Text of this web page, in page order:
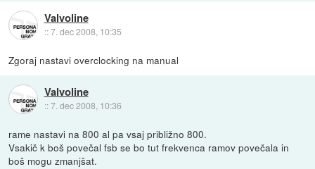
Valvoline
::7. dec 2008, 10:35
Zgoraj nastavi overclocking na manual
Valvoline
::7. dec 2008, 10:36
rame nastavi na 800 al pa vsaj približno 800.
Vsakič k boš povečal fsb se bo tut frekvenca ramov povečala in
boš mogu zmanjšat.